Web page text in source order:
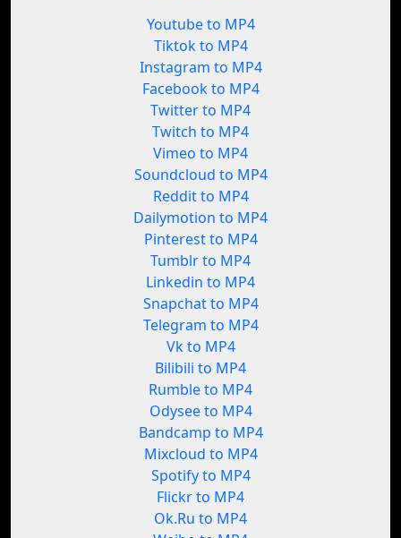
Youtube to MP4
Tiktok to MP4
Instagram to MP4
Facebook to MP4
Twitter to MP4
Twitch to MP4
Vimeo to MP4
Soundcloud to MP4
Reddit to MP4
Dailymotion to MP4
Pinterest to MP4
Tumblr to MP4
Linkedin to MP4
Snapchat to MP4
Telegram to MP4
Vk to MP4
Bilibili to MP4
Rumble to MP4
Odysee to MP4
Bandcamp to MP4
Mixcloud to MP4
Spotify to MP4
Flickr to MP4
Ok.Ru to MP4